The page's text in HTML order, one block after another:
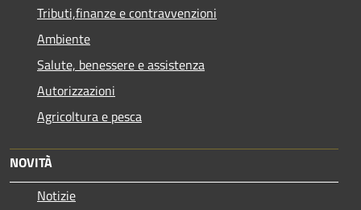
Tributi,finanze e contravvenzioni
Ambiente
Salute, benessere e assistenza
Autorizzazioni
Agricoltura e pesca
NOVITÀ
Notizie